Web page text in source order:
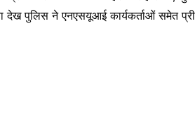
देख पुलिस ने एनएसयूआई कार्यकर्ताओं समेत